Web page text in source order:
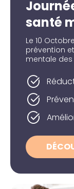
santé
Le 10
prévention
mentale